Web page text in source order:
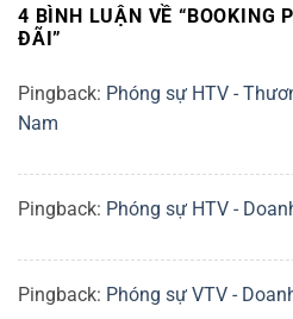
4 BÌNH LUẬN VỀ “ BOOKING
ĐÃI”
Pingback: Phóng sự HTV -
Nam
Pingback: Phóng sự HTV -
Pingback: Phóng sự VTV -